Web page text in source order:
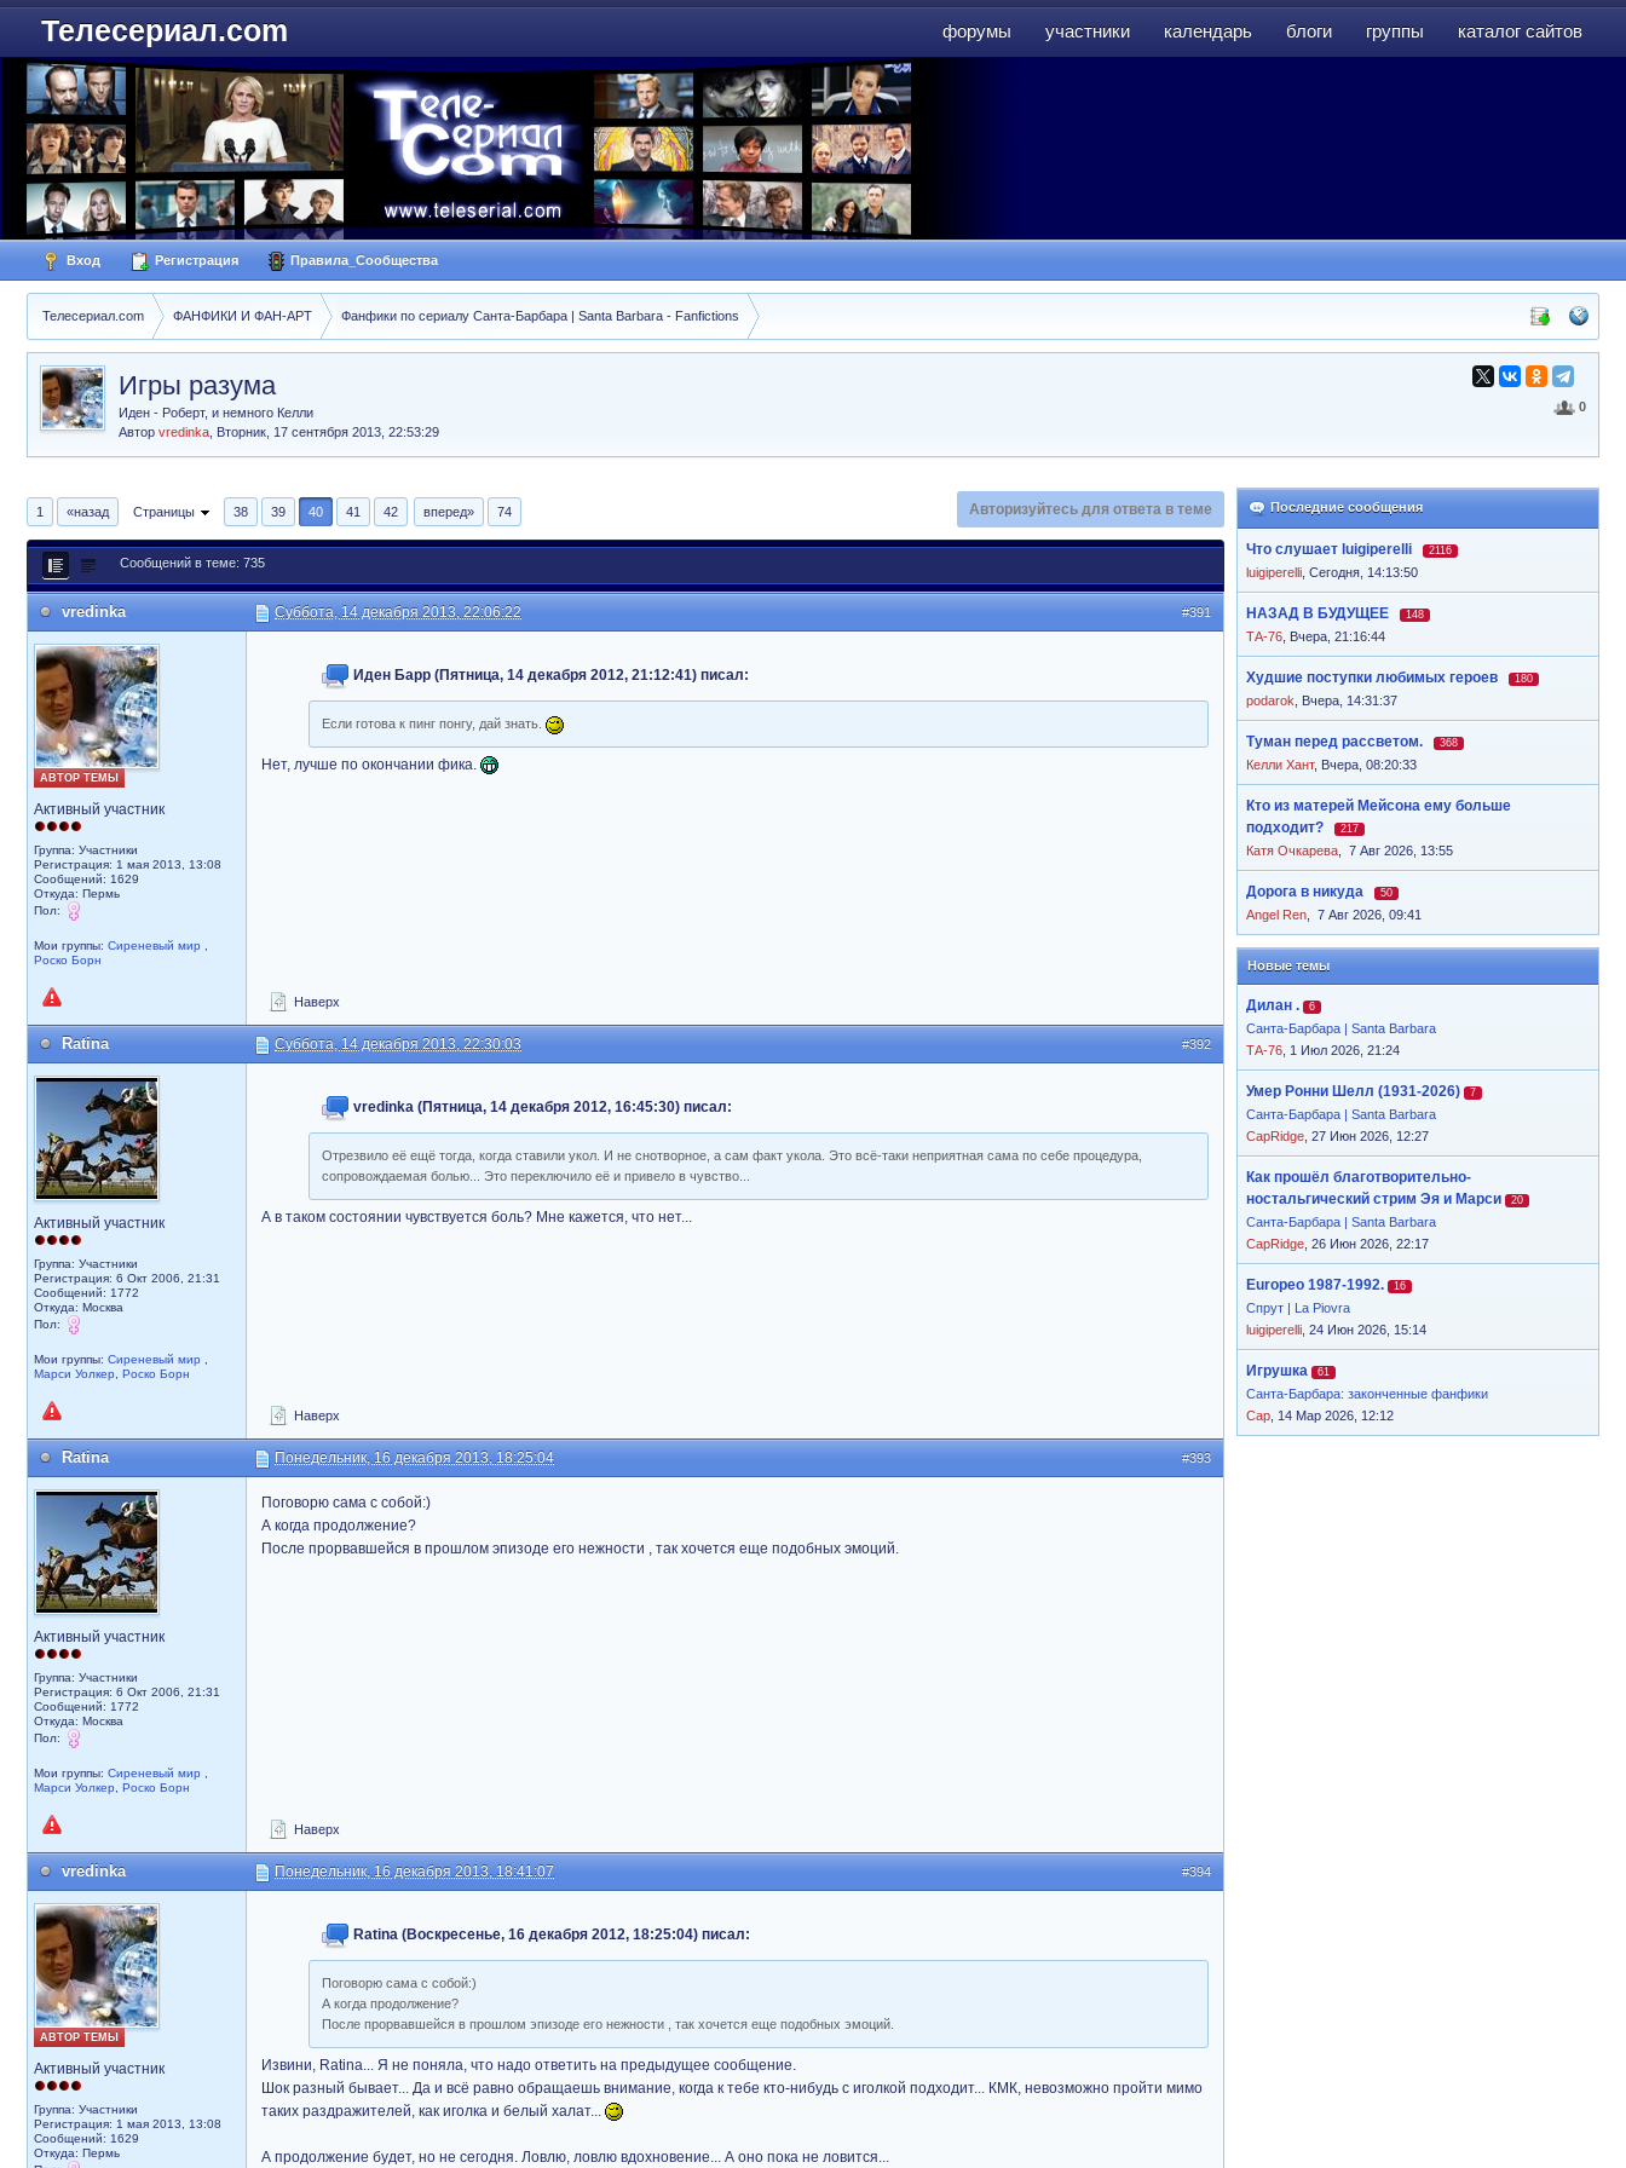
форумы участники календарь блоги группы каталог сайтов
Телесериал.com
Вход Регистрация Правила_Сообщества
Телесериал.com ФАНФИКИ И ФАН-АРТ Фанфики по сериалу Санта-Барбара | Santa Barbara - Fanfictions
0
Игры разума
Иден - Роберт, и немного Келли
Автор vredinka Вторник, 17 сентября 2013, 22:53:29
Последние сообщения
Что слушает luigiperelli 2116
luigiperelli Сегодня, 14:13:50
НАЗАД В БУДУЩЕЕ 148
ТА-76 Вчера, 21:16:44
Худшие поступки любимых героев 180
podarok Вчера, 14:31:37
Туман перед рассветом. 368
Келли Хант, Вчера, 08:20:33
Кто из матерей Мейсона ему больше
подходит?
217
Катя Очкарева 7 Авг 2026, 13:55
Дорога в никуда 50
Angel Ren 7 Авг 2026, 09:41
Новые темы
Дилан . 6
Санта-Барбара | Santa Barbara
ТА-76 , 1 Июл 2026, 21:24
Умер Ронни Шелл (1931-2026) 7
Санта-Барбара | Santa Barbara
CapRidge , 27 Июн 2026, 12:27
Как прошёл благотворительно-
ностальгический стрим Эя и Марси
20
Санта-Барбара | Santa Barbara
CapRidge , 26 Июн 2026, 22:17
Europeo 1987-1992. 16
Спрут | La Piovra
luigiperelli , 24 Июн 2026, 15:14
Игрушка 61
Санта-Барбара: законченные фанфики
Cap , 14 Мар 2026, 12:12
1 «назад Страницы 38 39 40 41 42 вперед» 74 Авторизуйтесь для ответа в теме
Сообщений в теме: 735
#391
vredinka Суббота, 14 декабря 2013, 22:06:22
АВТОР ТЕМЫ
Активный участник
Группа: Участники
Регистрация: 1 мая 2013, 13:08
Сообщений: 1629
Откуда: Пермь
Пол:
Мои группы: Сиреневый мир
Роско Борн
Иден Барр (Пятница, 14 декабря 2012, 21:12:41) писал:
Если готова к пинг понгу, дай знать.
Нет, лучше по окончании фика.
Наверх
#392
Ratina Суббота, 14 декабря 2013, 22:30:03
Активный участник
Группа: Участники
Регистрация: 6 Окт 2006, 21:31
Сообщений: 1772
Откуда: Москва
Пол:
Мои группы: Сиреневый мир
Марси Уолкер
Роско Борн
vredinka (Пятница, 14 декабря 2012, 16:45:30) писал:
Отрезвило её ещё тогда, когда ставили укол. И не снотворное, а сам факт укола. Это всё-таки неприятная сама по себе процедура,
сопровождаемая болью... Это переключило её и привело в чувство...
А в таком состоянии чувствуется боль? Мне кажется, что нет...
Наверх
#393
Ratina Понедельник, 16 декабря 2013, 18:25:04
Активный участник
Группа: Участники
Регистрация: 6 Окт 2006, 21:31
Сообщений: 1772
Откуда: Москва
Пол:
Мои группы: Сиреневый мир
Марси Уолкер
Роско Борн
Поговорю сама с собой:)
А когда продолжение?
После прорвавшейся в прошлом эпизоде его нежности , так хочется еще подобных эмоций.
Наверх
#394
vredinka Понедельник, 16 декабря 2013, 18:41:07
АВТОР ТЕМЫ
Активный участник
Группа: Участники
Регистрация: 1 мая 2013, 13:08
Сообщений: 1629
Откуда: Пермь
Ratina (Воскресенье, 16 декабря 2012, 18:25:04) писал:
Поговорю сама с собой:)
А когда продолжение?
После прорвавшейся в прошлом эпизоде его нежности , так хочется еще подобных эмоций.
Извини, Ratina... Я не поняла, что надо ответить на предыдущее сообщение.
Шок разный бывает... Да и всё равно обращаешь внимание, когда к тебе кто-нибудь с иголкой подходит... КМК, невозможно пройти мимо
таких раздражителей, как иголка и белый халат...
А продолжение будет, но не сегодня. Ловлю, ловлю вдохновение... А оно пока не ловится...